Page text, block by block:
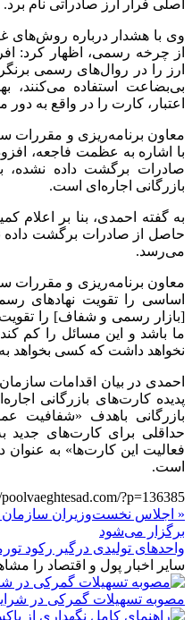
اصلی فرار ارز صادراتی نام برد.
وی با هشدار درباره روش‌های
از چرخه رسمی، اظهار کرد:
ارز را در روال‌های رسمی
بی‌بضاعت استفاده می‌کنند،
اعتبار، کارت را در واقع به دور
معاون برنامه‌ریزی و مقررات
با اشاره به عظمت فاجعه،
صادرات برگشت داده نشده،
بازرگانی اجاره‌ای است.
به گفته احمدی، بنا بر اعلام
می‌رسد.
معاون برنامه‌ریزی و مقررات
اساسی را تقویت نهادهای
[بازار رسمی و شفاف] را تقویت
ما باشد و این مسائل را کم
نخواهد داشت که کسی بخواهد
احمدی در بیان اقدامات
پدیده کارت‌های بازرگانی
بازرگانی باهدف «شفافیت
حداقلی برای کارت‌های جدید
فعالیت این کارت‌ها» به
است.
?p=136385
« اجلاس نخست‌وزیران
برگزار می‌شود
واحدهای تولیدی درگیر رکود
سایر اخبار پول و اقتصاد را
مصوبه تسهیلات گمرکی در